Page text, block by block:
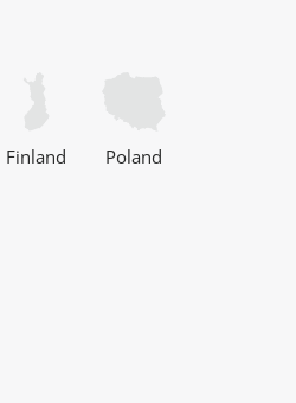
Finland Poland